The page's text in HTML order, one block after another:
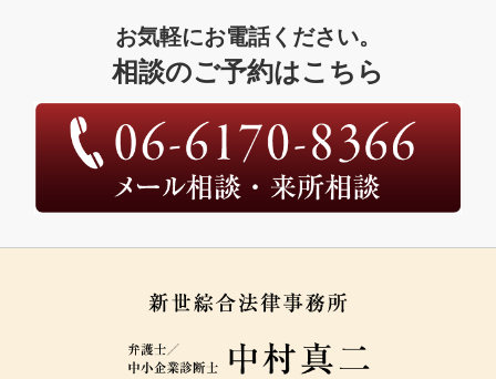
お気軽にお電話ください。
相談のご予約はこちら